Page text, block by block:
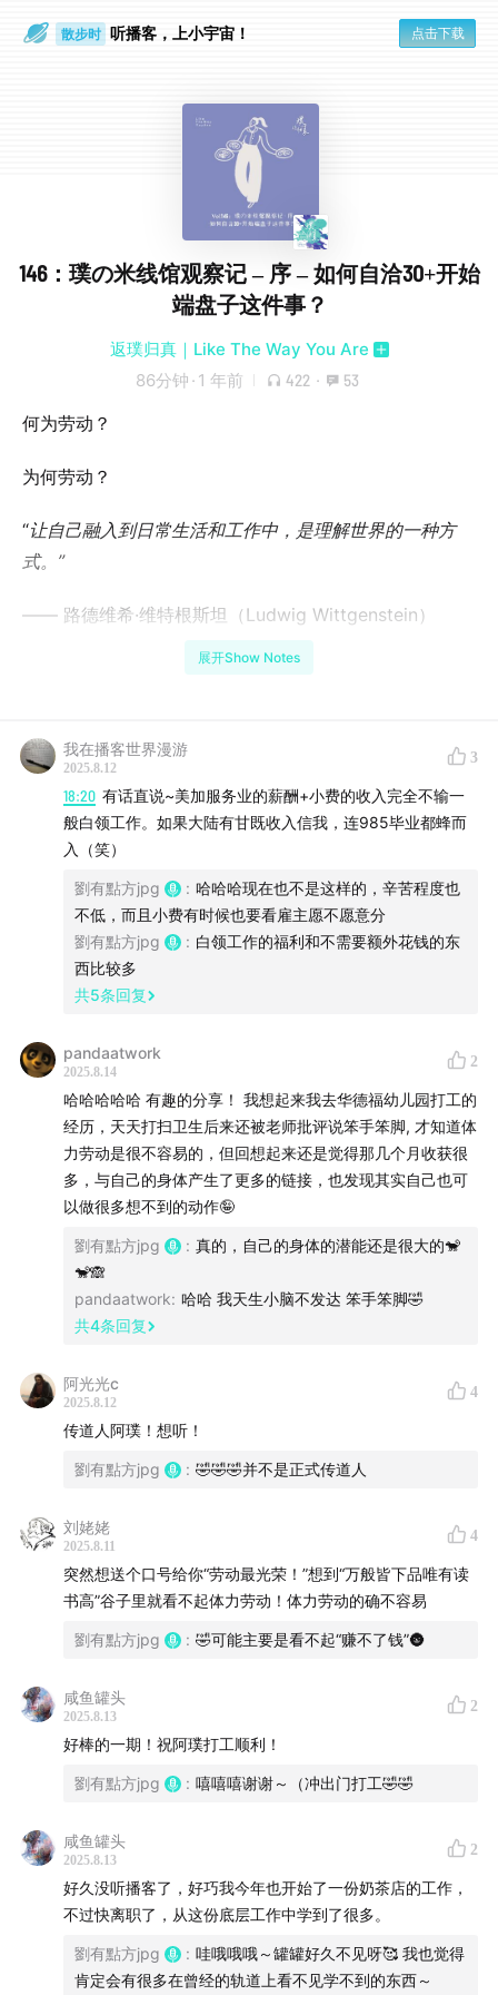
散步时 听播客，上小宇宙！ 点击下载
146：璞の米线馆观察记 – 序 – 如何自洽30+开始
端盘子这件事？
返璞归真｜Like The Way You Are
86分钟 · 1 年前 422 · 53
何为劳动？
为何劳动？
“让自己融入到日常生活和工作中，是理解世界的一种方
式。”
—— 路德维希·维特根斯坦（Ludwig Wittgenstein）
劳动是一种基本的灵魂需求，它应该是自由和创造性的，
—— 西蒙娜·薇伊（Simone Weil）
【预警】
本期单口碎碎念
啰嗦重复且发散
【录音坐标】
【时间轴】
虽然我们常说“养活自己不难”，但也会纠结“难道真
的要去端盘子吗？”
餐厅打工成为一个愿意去做的选项，与身边人的直
观影响分不开
对于直至要面对被评判和审视的流程的疲惫
30:00 想想“伟人如何决定去打工”（？
介绍一下维特根斯坦和他的语言哲学
“疼痛”可能是一个私人感受，但肯定不是一个私人语
当作为顾客和作为服务员面对“小费”的心态感官的不
01:06:05 西蒙娜·薇伊作为少数亲力亲为参与过体力劳动的
01:13:40劳动虽然是痛苦的根源，但也是通向意义和超越
的道路
01:19:40“家”的意思也基于“身份”
展开Show Notes
我在播客世界漫游
2025.8.12
3
18:20 有话直说~美加服务业的薪酬+小费的收入完全不输一
般白领工作。如果大陆有甘既收入信我，连985毕业都蜂而
入（笑）
劉有點方jpg : 哈哈哈现在也不是这样的，辛苦程度也
不低，而且小费有时候也要看雇主愿不愿意分
劉有點方jpg
: 白领工作的福利和不需要额外花钱的东
西比较多
共5条回复
pandaatwork
2025.8.14
2
哈哈哈哈哈 有趣的分享！ 我想起来我去华德福幼儿园打工的
经历，天天打扫卫生后来还被老师批评说笨手笨脚, 才知道体
力劳动是很不容易的，但回想起来还是觉得那几个月收获很
多，与自己的身体产生了更多的链接，也发现其实自己也可
以做很多想不到的动作🤪
劉有點方jpg : 真的，自己的身体的潜能还是很大的🐒
🐒🙈
pandaatwork: 哈哈 我天生小脑不发达 笨手笨脚🤣
共4条回复
阿光光c
2025.8.12
4
传道人阿璞！想听！
劉有點方jpg : 🤣🤣🤣并不是正式传道人
刘姥姥
2025.8.11
4
突然想送个口号给你“劳动最光荣！”想到“万般皆下品唯有读
书高”谷子里就看不起体力劳动！体力劳动的确不容易
劉有點方jpg : 🤣可能主要是看不起“赚不了钱”🌚
咸鱼罐头
2025.8.13
2
好棒的一期！祝阿璞打工顺利！
劉有點方jpg : 嘻嘻嘻谢谢～（冲出门打工🤣🤣
咸鱼罐头
2025.8.13
2
好久没听播客了，好巧我今年也开始了一份奶茶店的工作，
不过快离职了，从这份底层工作中学到了很多。
劉有點方jpg : 哇哦哦哦～罐罐好久不见呀🥰 我也觉得
肯定会有很多在曾经的轨道上看不见学不到的东西～